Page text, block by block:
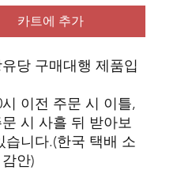
카트에 추가
당 구매대행 제품입
시 이전 주문 시 이틀,
시 사흘 뒤 받아보
습니다.(한국 택배 소
안)